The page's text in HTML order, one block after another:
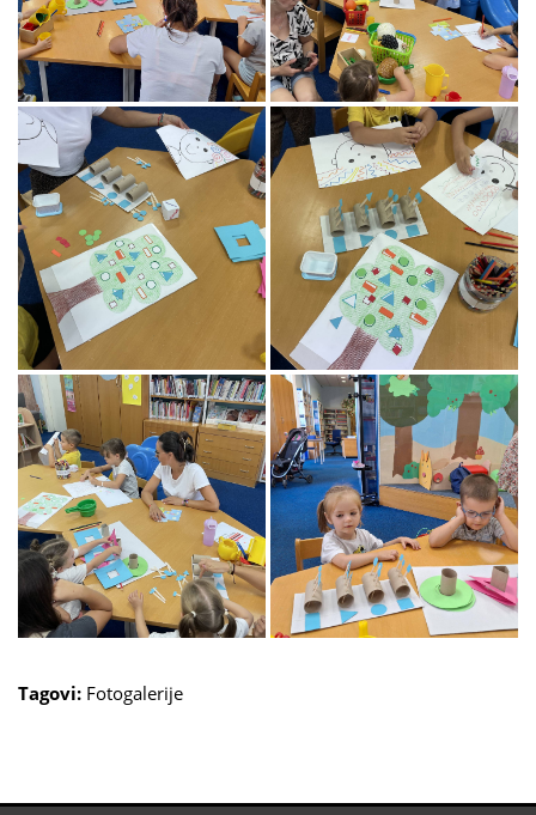
Tagovi: Fotogalerije